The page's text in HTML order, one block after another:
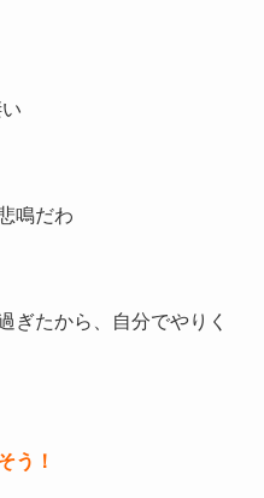
鳴だわ
ぎたから、自分でやりく
う！